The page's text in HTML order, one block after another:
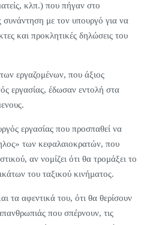
κλπ.) που πήγαν στο
με τον υπουργό για να
και προκλητικές δηλώσεις του
εργαζομένων, που άξιος
εργασίας, έδωσαν εντολή στα
εργασίας που προσπαθεί να
των κεφαλαιοκρατών, που
αν νομίζει ότι θα τρομάξει το
του ταξικού κινήματος.
τα αφεντικά του, ότι θα θερίσουν
που σπέρνουν, τις